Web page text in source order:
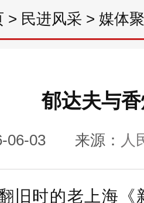
> 民进风采 > 媒体
郁达夫与
06-03 来源： 人
时的老上海《